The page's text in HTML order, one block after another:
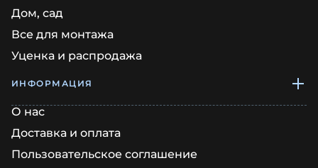
Дом, сад
Все для монтажа
Уценка и распродажа
ИНФОРМАЦИЯ
О нас
Доставка и оплата
Пользовательское соглашение